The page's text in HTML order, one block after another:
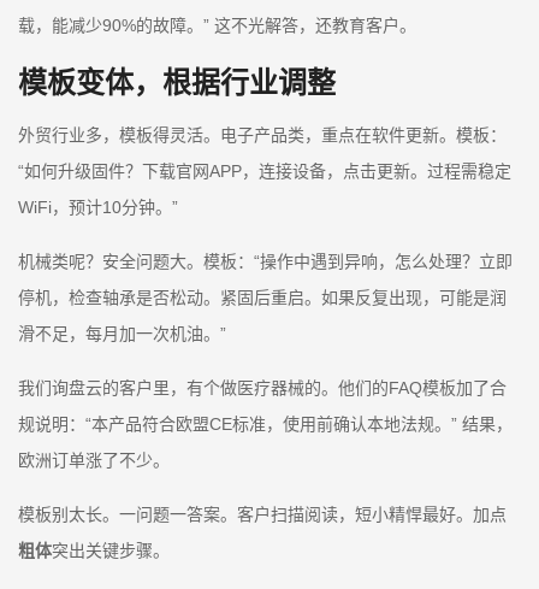
载，能减少90%的故障。” 这不光解答，还教育客户。
模板变体，根据行业调整
外贸行业多，模板得灵活。电子产品类，重点在软件更新。模板：
“如何升级固件？下载官网APP，连接设备，点击更新。过程需稳定
WiFi，预计10分钟。”
机械类呢？安全问题大。模板：“操作中遇到异响，怎么处理？立即
停机，检查轴承是否松动。紧固后重启。如果反复出现，可能是润
滑不足，每月加一次机油。”
我们询盘云的客户里，有个做医疗器械的。他们的FAQ模板加了合
规说明：“本产品符合欧盟CE标准，使用前确认本地法规。” 结果，
欧洲订单涨了不少。
模板别太长。一问题一答案。客户扫描阅读，短小精悍最好。加点
粗体突出关键步骤。